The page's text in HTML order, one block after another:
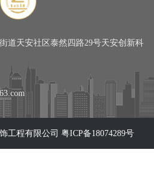
道天安社区泰然四路29号天安创新科
工程有限公司 粤ICP备18074289号